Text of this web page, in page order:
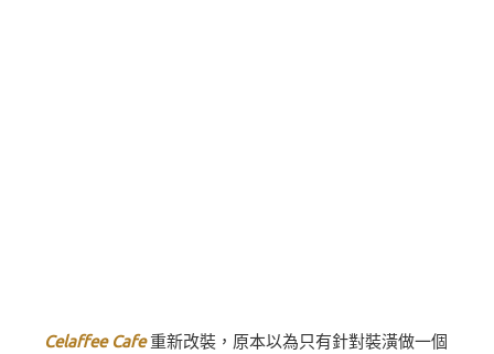
Celaffee Cafe 重新改裝，原本以為只有針對裝潢做一個